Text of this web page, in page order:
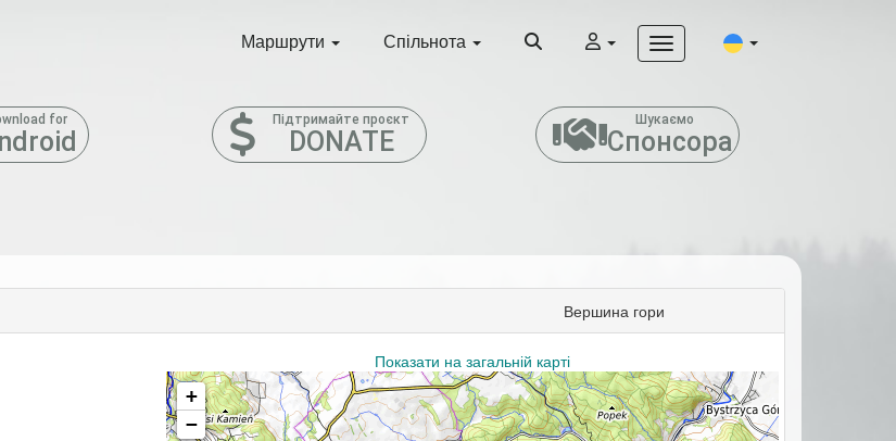
Маршрути Спільнота
for Підтримайте проєкт
DONATE
Шукаємо
Спонсора
Вершина гори
Показати на загальній карті
+
−